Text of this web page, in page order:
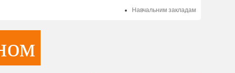
Навчальним закладам